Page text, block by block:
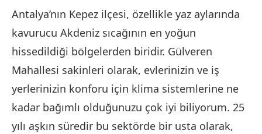
Antalya’nın Kepez ilçesi, özellikle yaz aylarında
kavurucu Akdeniz sıcağının en yoğun
hissedildiği bölgelerden biridir. Gülveren
Mahallesi sakinleri olarak, evlerinizin ve iş
yerlerinizin konforu için klima sistemlerine ne
kadar bağımlı olduğunuzu çok iyi biliyorum. 25
yılı aşkın süredir bu sektörde bir usta olarak,